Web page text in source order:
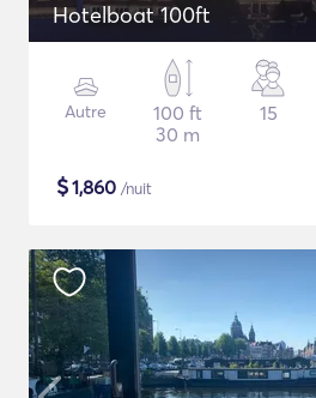
Hotelboat 100ft
Autre
100 ft
30 m
15
$1,860 /nuit